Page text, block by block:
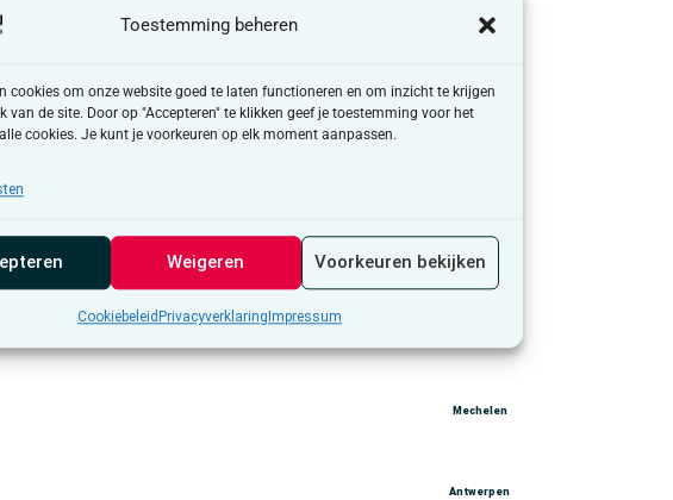
Toestemming beheren
cookies om onze website goed te laten functioneren en om inzicht te krijgen
van de site. Door op "Accepteren" te klikken geef je toestemming voor het
cookies. Je kunt je voorkeuren op elk moment aanpassen.
Weigeren Voorkeuren bekijken
Cookiebeleid Privacyverklaring Impressum
tot 16 uur
groepen/dender
Mechelen
Antwerpen